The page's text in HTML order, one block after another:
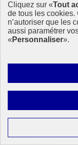
Cliquez sur «Tout
de tous les cookies.
n’autoriser que les
aussi paramétrer
« Personnaliser».
développement
Les conseils de
citoyennes à l’échelle
projet : ODD 16 et 17